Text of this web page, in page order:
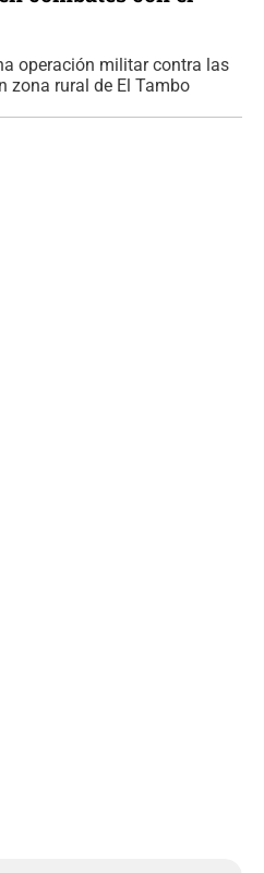
operación militar contra las
zona rural de El Tambo